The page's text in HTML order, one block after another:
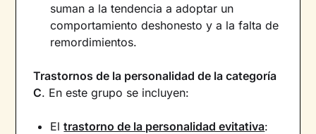
suman a la tendencia a adoptar un
comportamiento deshonesto y a la falta de
remordimientos.
Trastornos de la personalidad de la categoría
C. En este grupo se incluyen:
Eltrastorno de la personalidad evitativa: